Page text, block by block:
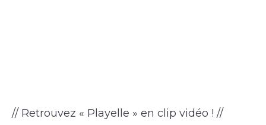
// Retrouvez « Playelle » en clip vidéo ! //